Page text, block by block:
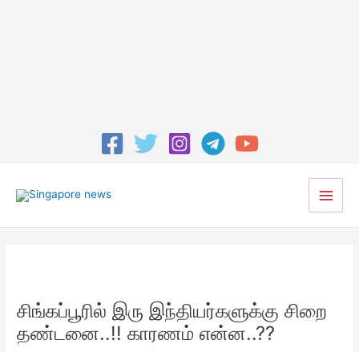
Main
சிங்கப்பூரில் இரு இந்தியர்களுக்கு சிறை
தண்டனை..!! காரணம் என்ன..??